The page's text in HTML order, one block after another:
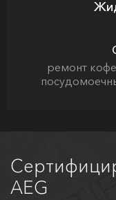
ремонт
AEG